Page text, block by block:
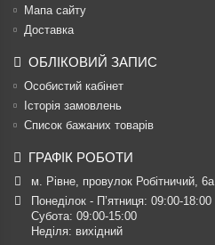
Мапа сайту
Доставка
ОБЛІКОВИЙ ЗАПИС
Особистий кабінет
Історія замовлень
Список бажаних товарів
ГРАФІК РОБОТИ
м. Рівне, провулок Робітничий, 6а
Понеділок - П’ятниця: 09:00-18:00
Субота: 09:00-15:00
Неділя: вихідний